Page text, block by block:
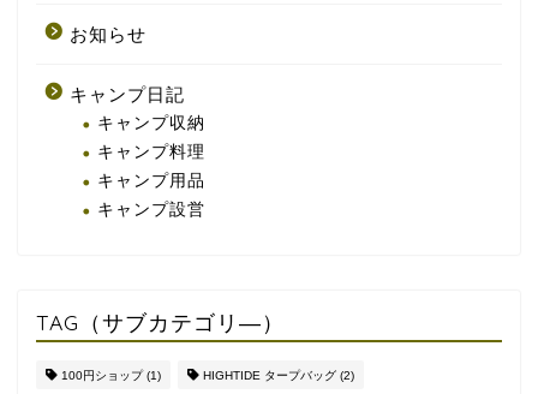
お知らせ
キャンプ日記
キャンプ収納
キャンプ料理
キャンプ用品
キャンプ設営
TAG（サブカテゴリ―）
100円ショップ(1) HIGHTIDE タープバッグ (2)